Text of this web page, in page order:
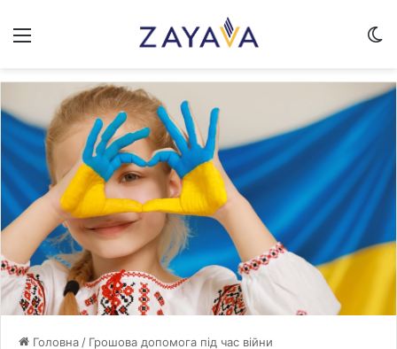
Меню
Головна / Грошова допомога під час війни